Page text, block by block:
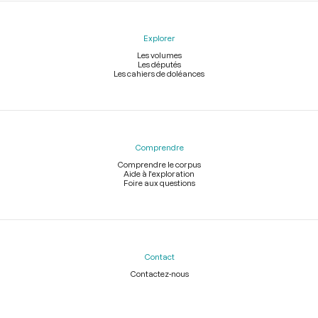
Explorer
Les volumes
Les députés
Les cahiers de doléances
Comprendre
Comprendre le corpus
Aide à l'exploration
Foire aux questions
Contact
Contactez-nous